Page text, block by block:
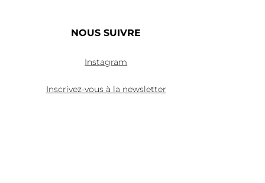
NOUS SUIVRE
Instagram
Inscrivez-vous à la newsletter